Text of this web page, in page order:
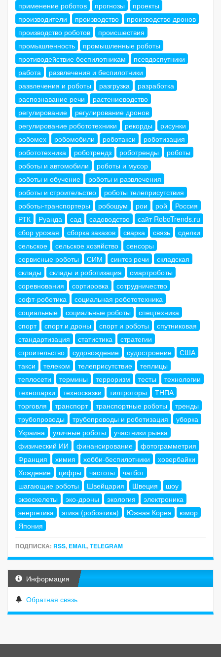
применение роботов
прогнозы
проекты
производители
производство
производство дронов
производство роботов
происшествия
промышленность
промышленные роботы
противодействие беспилотникам
псевдоспутники
работа
развлечения и беспилотники
развлечения и роботы
разгрузка
разработка
распознавание речи
растениеводство
регулирование
регулирование дронов
регулирование робототехники
рекорды
рисунки
робомех
робомобили роботакси
роботизация
робототехника
роботрендз роботренды
роботы
роботы и автомобили
роботы и мусор
роботы и обучение
роботы и развлечения
роботы и строительство
роботы телеприсутствия
роботы-транспортеры
робошум рои рой
Россия
РТК
Руанда сад садоводство
сайт RoboTrends.ru
сбор урожая
сборка заказов сварка связь
сделки
сельское
сельское хозяйство
сенсоры
сервисные роботы
СИМ синтез речи
складская
склады
склады и роботизация
смартроботы
соревнования
сортировка
сотрудничество
софт-роботика
социальная робототехника
социальные
социальные роботы
спецтехника
спорт
спорт и дроны спорт и роботы
спутниковая
стандартизация
статистика
стратегии
строительство
судовождение судостроение
США
такси
телеком телеприсутствие
теплицы
теплосети
термины терроризм тесты
технологии
технопарки
техносказки тилтроторы
ТНПА
торговля
транспорт транспортные роботы
тренды
трубопроводы
трубопроводы и роботизация
уборка
Украина
уличные роботы
участники рынка
физический ИИ
финансирование
фотограмметрия
Франция
химия хобби-беспилотники
ховербайки
Хождение
цифры частоты
чатбот
шагающие роботы
Швейцария Швеция
шоу
экзоскелеты
эко-дроны экология
электроника
энергетика
этика (робоэтика) Южная Корея
юмор
Япония
ПОДПИСКА: RSS, EMAIL,TELEGRAM
Информация
Обратная связь